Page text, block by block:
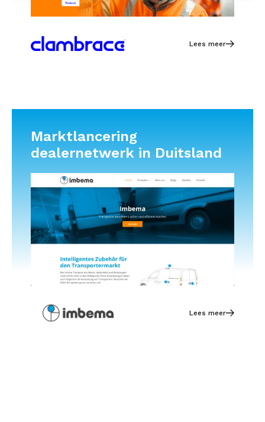
Lees meer
Marktlancering
dealernetwerk in Duitsland
Lees meer